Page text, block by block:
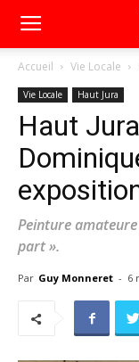
Accueil Vie Locale
Vie Locale Haut Jura
Haut
Peinture amateure
part ».
Par Guy Monneret - 6